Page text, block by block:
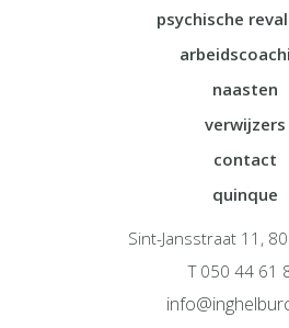
psychische
naasten
verwijzers
contact
quinque
Sint-Jansstraat 11,
T 050 44 61